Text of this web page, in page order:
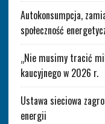
Autokonsumpcja,
społeczność
„Nie musimy tracić
kaucyjnego w 2026 r.
Ustawa sieciowa
energii